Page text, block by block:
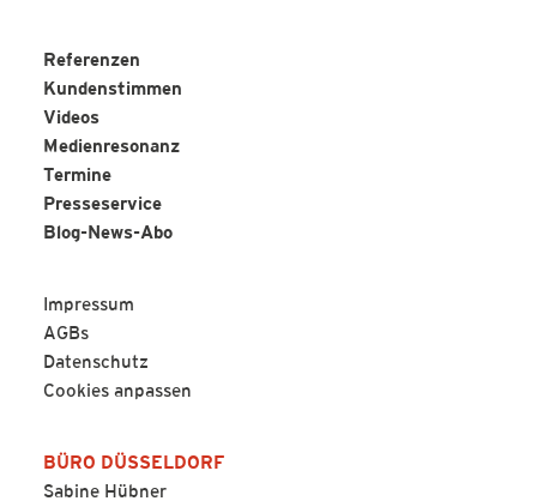
Referenzen
Kundenstimmen
Videos
Medienresonanz
Termine
Presseservice
Blog-News-Abo
Impressum
AGBs
Datenschutz
Cookies anpassen
BÜRO DÜSSELDORF
Sabine Hübner